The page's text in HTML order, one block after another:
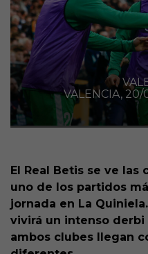
VALENCIA,
El Real Betis se ve las
uno de los partidos
jornada en La
vivirá un intenso
ambos clubes llegan